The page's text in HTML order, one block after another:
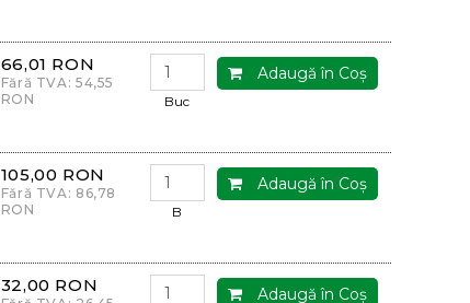
66,01 RON
Fără TVA: 54,55
RON
Adaugă în Coş
Buc
105,00 RON
Fără TVA: 86,78
RON
Adaugă în Coş
B
32,00 RON Adaugă în Coş